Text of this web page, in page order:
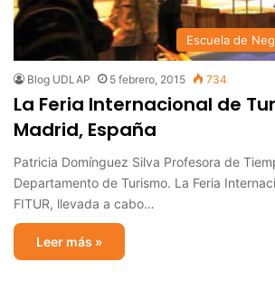
Escuela de
Blog UDLAP 5 febrero, 2015 734
La Feria Internacional de
Madrid, España
Patricia Domínguez Silva Profesora de
Departamento de Turismo. La Feria
FITUR, llevada a cabo…
Leer más »